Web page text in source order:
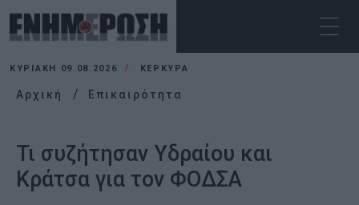
ΚΥΡΙΑΚΉ 09.08.2026 ΚΕΡΚΥΡΑ
Αρχική Επικαιρότητα
Τι συζήτησαν Υδραίου και
Κράτσα για τον ΦΟΔΣΑ